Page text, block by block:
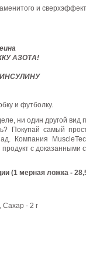
и
АЗОТА!
ИНСУЛИНУ
и футболку.
ни один другой вид
Покупай самый
Компания
с доказанными
(1 мерная ложка -
Сахар - 2 г